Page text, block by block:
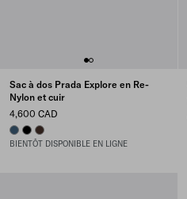
Sac à dos Prada Explore en Re-
Nylon et cuir
4,600 CAD
AVIATION BLUE
BLACKSIENNA
BIENTÔT DISPONIBLE EN LIGNE